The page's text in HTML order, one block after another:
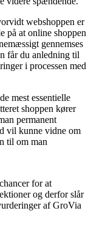
webshoppen er
på at online shoppen
gennemses
får du anledning til
i processen med
mest essentielle
shoppen kører
permanent
vil kunne vidne om
til om man
for at
og derfor slår
af GroVia